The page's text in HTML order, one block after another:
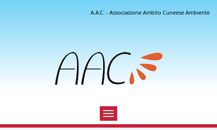
A.A.C. - Associazione Ambito Cuneese Ambiente
Toggle
navigation